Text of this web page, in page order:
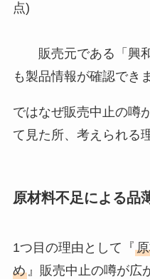
強
な
て
江
ク
な
販売元である「興和
も製品情報が確認でき
ではなぜ販売中止の噂
て見た所、考えられる
原材料不足による品
1つ目の理由として『
め』販売中止の噂が広